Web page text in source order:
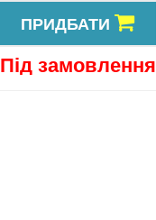
ПРИДБАТИ
Під замовлення